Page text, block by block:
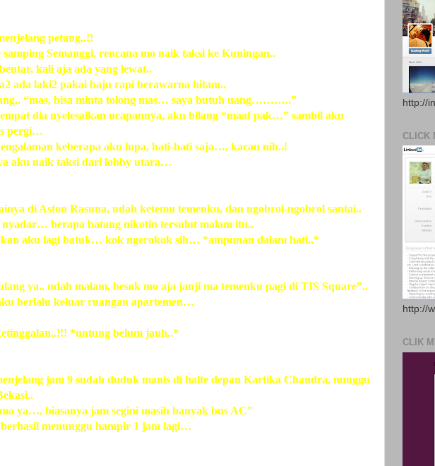
petang..!!
Semanggi, rencana mo naik taksi ke Kuningan..
kali aja ada yang lewat..
ada laki2 pakai baju rapi berawarna hitam..
“mas, bisa minta tolong mas… saya butuh uang………..”
dia nyelesaikan ucapannya, aku bilang “maaf pak…” sambil aku
pergi…
keberapa aku lupa, hati-hati saja…, kacau nih..!
aku naik taksi dari lobby utara…
di Aston Rasuna, udah ketemu temenku, dan ngobrol-ngobrol santai..
nyadar… berapa batang nikotin tersulut malam itu..
aku lagi batuk… kok ngerokok sih… *ampunan dalam hati..*
ya.. udah malam, besok mo aja janji ma temenku pagi di TIS Square”..
berlalu keluar ruangan apartemen…
*untung belum jauh..*
jam 9 sudah duduk manis di halte depan Kartika Chandra, nunggu
ya…, biasanya jam segini masih banyak bus AC”
menunggu hampir 1 jam lagi…
http://
CLICK
http://
CLIK